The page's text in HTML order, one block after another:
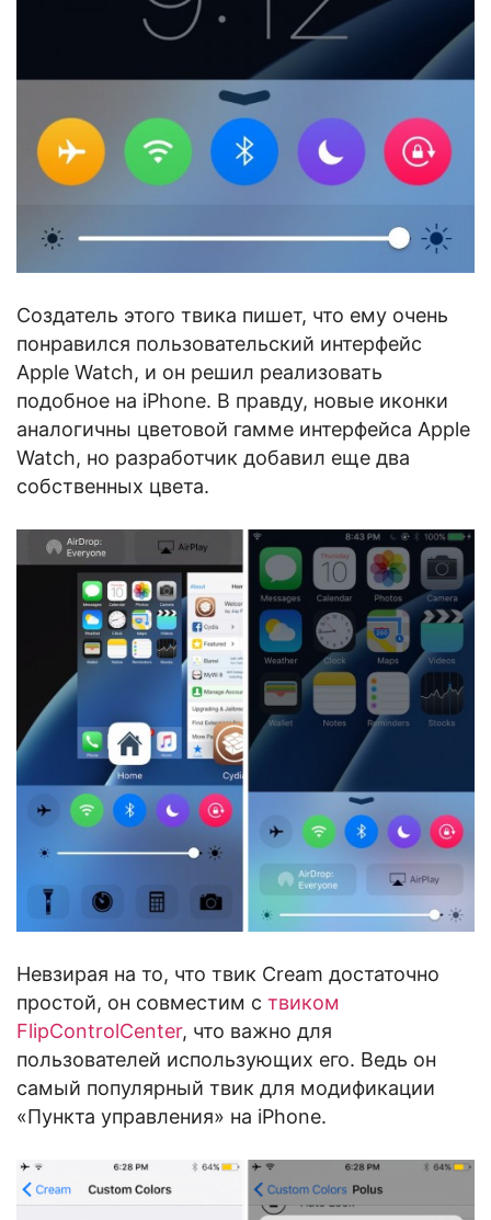
Создатель этого твика пишет, что ему очень
понравился пользовательский интерфейс
Apple Watch, и он решил реализовать
подобное на iPhone. В правду, новые иконки
аналогичны цветовой гамме интерфейса Apple
Watch, но разработчик добавил еще два
собственных цвета.
Невзирая на то, что твик Cream достаточно
простой, он совместим с твиком
FlipControlCenter, что важно для
пользователей использующих его. Ведь он
самый популярный твик для модификации
«Пункта управления» на iPhone.